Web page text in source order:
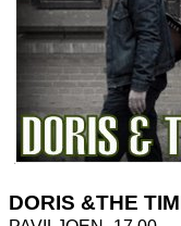
DORIS &THE